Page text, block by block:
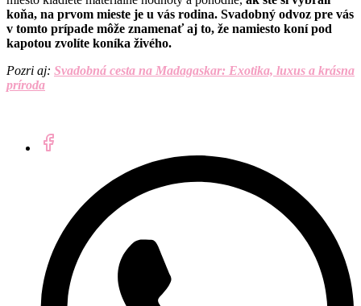
koňa, na prvom mieste je u vás rodina. Svadobný odvoz pre vás
v tomto prípade môže znamenať aj to, že namiesto koní pod
kapotou zvolíte koníka živého.
Pozri aj: Svadobná cesta na Madagaskar: Exotika, luxus a krásna
príroda